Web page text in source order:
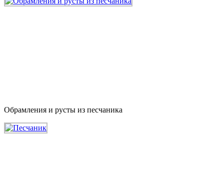
Обрамления и русты из песчаника